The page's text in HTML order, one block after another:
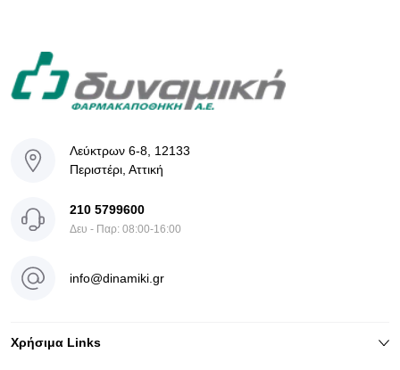
Λεύκτρων 6-8, 12133
Περιστέρι, Αττική
210 5799600
Δευ - Παρ: 08:00-16:00
info@dinamiki.gr
Χρήσιμα Links